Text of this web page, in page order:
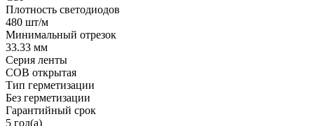
Плотность светодиодов
480 шт/м
Минимальный отрезок
33.33 мм
Серия ленты
COB открытая
Тип герметизации
Без герметизации
Гарантийный срок
5 год(а)